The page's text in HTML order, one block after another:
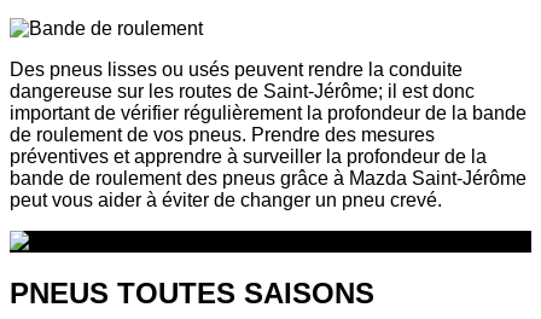
Des pneus lisses ou usés peuvent rendre la conduite
dangereuse sur les routes de Saint-Jérôme; il est donc
important de vérifier régulièrement la profondeur de la bande
de roulement de vos pneus. Prendre des mesures
préventives et apprendre à surveiller la profondeur de la
bande de roulement des pneus grâce à Mazda Saint-Jérôme
peut vous aider à éviter de changer un pneu crevé.
PNEUS TOUTES SAISONS